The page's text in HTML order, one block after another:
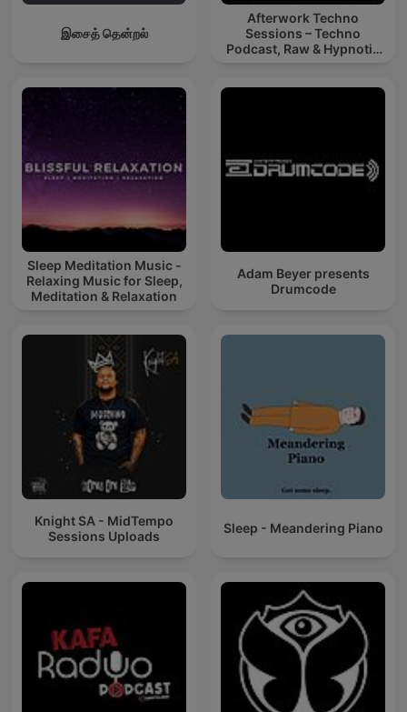
இசைத் தென்றல்
Afterwork Techno
Sessions – Techno
Podcast, Raw & Hypnotic
Sleep Meditation Music -
Relaxing Music for Sleep,
Meditation & Relaxation
Adam Beyer presents
Drumcode
Knight SA - MidTempo
Sessions Uploads
Sleep - Meandering Piano